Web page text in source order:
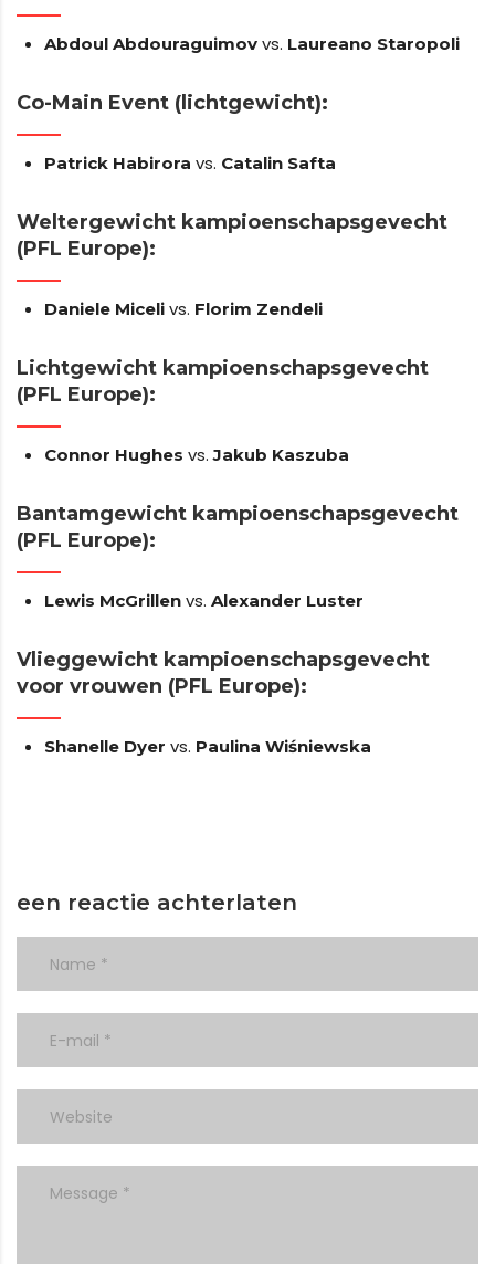
Abdoul Abdouraguimov vs. Laureano Staropoli
Co-Main Event (lichtgewicht):
Patrick Habirora vs. Catalin Safta
Weltergewicht kampioenschapsgevecht
(PFL Europe):
Daniele Miceli vs. Florim Zendeli
Lichtgewicht kampioenschapsgevecht
(PFL Europe):
Connor Hughes vs.Jakub Kaszuba
Bantamgewicht kampioenschapsgevecht
(PFL Europe):
Lewis McGrillen vs. Alexander Luster
Vlieggewicht kampioenschapsgevecht
voor vrouwen (PFL Europe):
Shanelle Dyer vs. Paulina Wiśniewska
een reactie achterlaten